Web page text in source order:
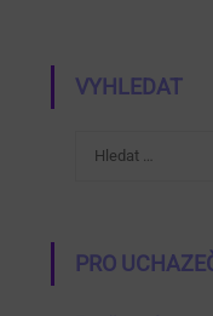
VYHLEDAT
PRO